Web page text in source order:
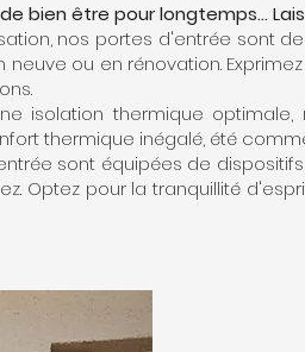
bien être pour longtemps...
nos portes d'entrée sont
ou en rénovation.
isolation thermique
thermique inégalé, été
sont équipées de
Optez pour la tranquillité